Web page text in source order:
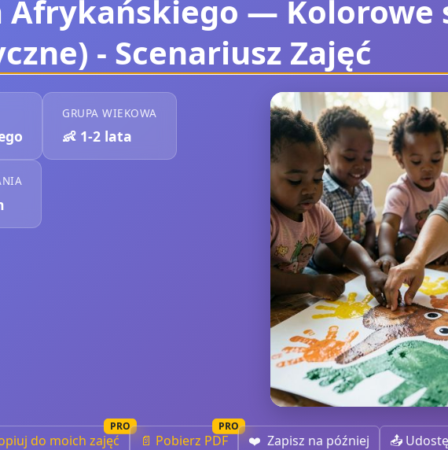
Afrykańskiego — Kolorowe
- Scenariusz Zajęć
GRUPA WIEKOWA
👶 1-2 lata
do moich zajęć
PRO
📄 Pobierz PDF
PRO
❤️ Zapisz na później 📤